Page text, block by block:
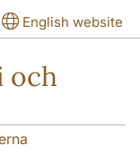
English website
och